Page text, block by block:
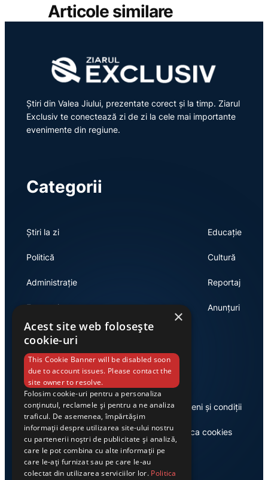
Articole similare
Știri din Valea Jiului, prezentate corect și la timp. Ziarul
Exclusiv te conectează zi de zi la cele mai importante
evenimente din regiune.
Categorii
Știri la zi
Politică
Administrație
Economie
Educație
Cultură
Reportaj
Anunțuri
Link-uri utile
Despre noi
Casa de editură Exclusiv
Termeni și condiții
Politica cookies
×
Acest site web folosește
cookie-uri
This Cookie Banner will be disabled soon
due to account issues. Please contact the
site owner to resolve.
Folosim cookie-uri pentru a personaliza
conținutul, reclamele și pentru a ne analiza
traficul. De asemenea, împărtășim
informații despre utilizarea site-ului nostru
cu partenerii noștri de publicitate și analiză,
care le pot combina cu alte informații pe
care le-ați furnizat sau pe care le-au
colectat din utilizarea serviciilor lor. Politica